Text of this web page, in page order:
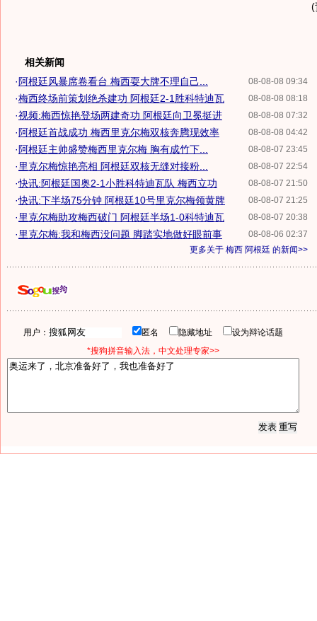
(
相关新闻
08-08-08 09:34
· 阿根廷风暴席卷看台 梅西耍大牌不理自己...
08-08-08 08:18
·梅西终场前策划绝杀建功 阿根廷2-1胜科特迪瓦
08-08-08 07:32
·视频:梅西惊艳登场两建奇功 阿根廷向卫冕挺进
08-08-08 04:42
· 阿根廷首战成功 梅西里克尔梅双核奔腾现效率
08-08-07 23:45
· 阿根廷主帅盛赞梅西里克尔梅 胸有成竹下...
08-08-07 22:54
·里克尔梅惊艳亮相 阿根廷双核无缝对接粉...
08-08-07 21:50
·快讯:阿根廷国奥2-1小胜科特迪瓦队 梅西立功
08-08-07 21:25
·快讯:下半场75分钟 阿根廷10号里克尔梅领黄牌
08-08-07 20:38
·里克尔梅助攻梅西破门 阿根廷半场1-0科特迪瓦
08-08-06 02:37
·里克尔梅:我和梅西没问题 脚踏实地做好眼前事
更多关于 梅西 阿根廷 的新闻>>
用户： 匿名 隐藏地址
设为辩论话题
*搜狗拼音输入法，中文处理专家>>